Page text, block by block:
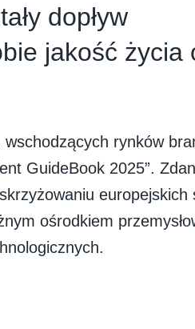
dopływ
jakość życia
wschodzących rynków
GuideBook 2025”.
europejskich
ośrodkiem